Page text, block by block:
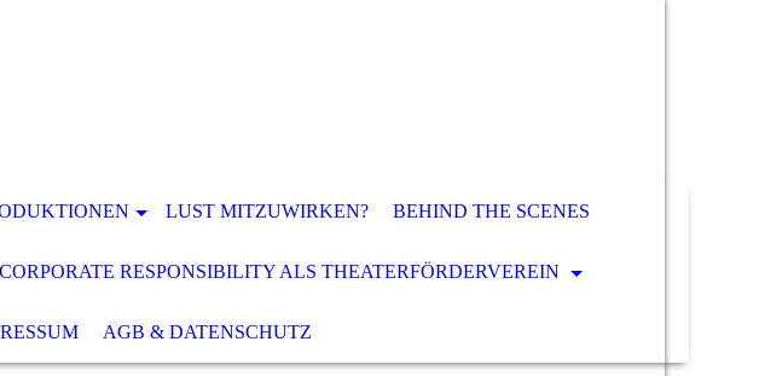
LUST MITZUWIRKEN? BEHIND THE SCENES
CORPORATE RESPONSIBILITY ALS THEATERFÖRDERVEREIN
AGB & DATENSCHUTZ